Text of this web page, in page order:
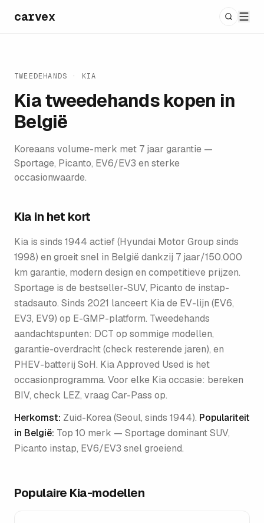
carvex
TWEEDEHANDS · KIA
Kiatweedehands kopen in
België
Koreaans volume-merk met 7 jaar garantie —
Sportage, Picanto, EV6/EV3 en sterke
occasionwaarde.
Kia in het kort
Kia is sinds 1944 actief (Hyundai Motor Group sinds
1998) en groeit snel in België dankzij 7 jaar/150.000
km garantie, modern design en competitieve prijzen.
Sportage is de bestseller-SUV, Picanto de instap-
stadsauto. Sinds 2021 lanceert Kia de EV-lijn (EV6,
EV3, EV9) op E-GMP-platform. Tweedehands
aandachtspunten: DCT op sommige modellen,
garantie-overdracht (check resterende jaren), en
PHEV-batterij SoH. Kia Approved Used is het
occasionprogramma. Voor elke Kia occasie: bereken
BIV, check LEZ, vraag Car-Pass op.
Herkomst: Zuid-Korea (Seoul, sinds 1944). Populariteit
in België: Top 10 merk — Sportage dominant SUV,
Picanto instap, EV6/EV3 snel groeiend.
Populaire Kia-modellen